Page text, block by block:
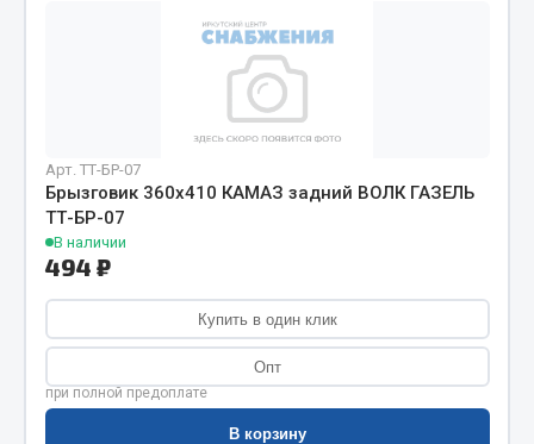
Соединительные элементы
Camozzi
Адаптеры и переходники
Тройники
Трубки, муфты, гайки
Угольники
Весь раздел
Арт. ТТ-БР-07
Брызговик 360х410 КАМАЗ задний ВОЛК ГАЗЕЛЬ
ТТ-БР-07
В наличии
494 ₽
Купить в один клик
Опт
при полной предоплате
В корзину